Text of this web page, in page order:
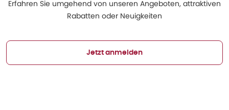
Erfahren Sie umgehend von unseren Angeboten, attraktiven
Rabatten oder Neuigkeiten
Jetzt anmelden